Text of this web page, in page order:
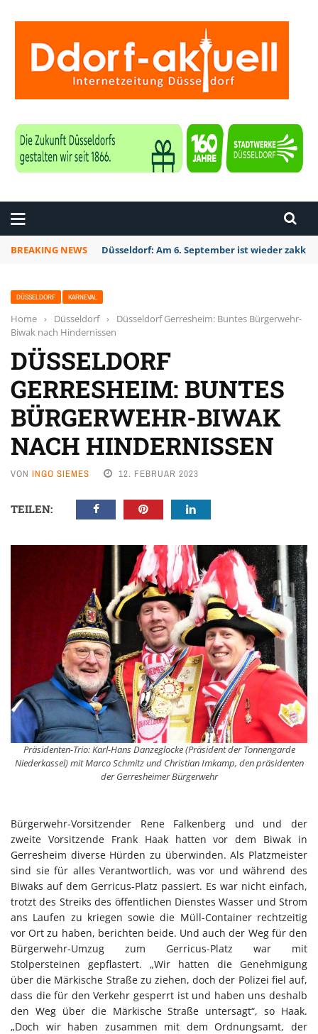
BREAKING NEWS Düsseldorf: Am 6. September ist wieder zakk
DÜSSELDORF KARNEVAL
Home › Düsseldorf ›
Düsseldorf Gerresheim: Buntes Bürgerwehr-
Biwak nach Hindernissen
DÜSSELDORF
GERRESHEIM: BUNTES
BÜRGERWEHR-BIWAK
NACH HINDERNISSEN
VON INGO SIEMES 12. FEBRUAR 2023
TEILEN:
Präsidenten-Trio: Karl-Hans Danzeglocke (Präsident der Tonnengarde
Niederkassel) mit Marco Schmitz und Christian Imkamp, den präsidenten
der Gerresheimer Bürgerwehr
Bürgerwehr-Vorsitzender Rene Falkenberg und und der
zweite Vorsitzende Frank Haak hatten vor dem Biwak in
Gerresheim diverse Hürden zu überwinden. Als Platzmeister
sind sie für alles Verantwortlich, was vor und während des
Biwaks auf dem Gerricus-Platz passiert. Es war nicht einfach,
trotzt des Streiks des öffentlichen Dienstes Wasser und Strom
ans Laufen zu kriegen sowie die Müll-Container rechtzeitig
vor Ort zu haben, berichten beide. Und auch der Weg für den
Bürgerwehr-Umzug zum Gerricus-Platz war mit
Stolpersteinen gepflastert. „Wir hatten die Genehmigung
über die Märkische Straße zu ziehen, doch der Polizei fiel auf,
dass die für den Verkehr gesperrt ist und haben uns deshalb
den Weg über die Märkische Straße untersagt“, so Haak.
„Doch wir haben zusammen mit dem Ordnungsamt, der